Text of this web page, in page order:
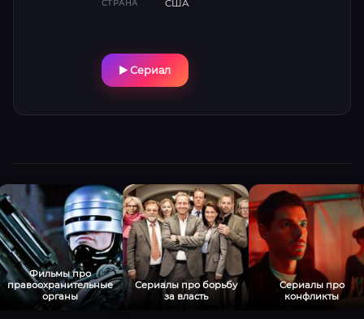
последним — даже для короля подполья.
СТРАНА США
Сериал
Фильмы про
правоохранительные
органы
Сериалы про борьбу
за власть
Сериалы про
конфликты